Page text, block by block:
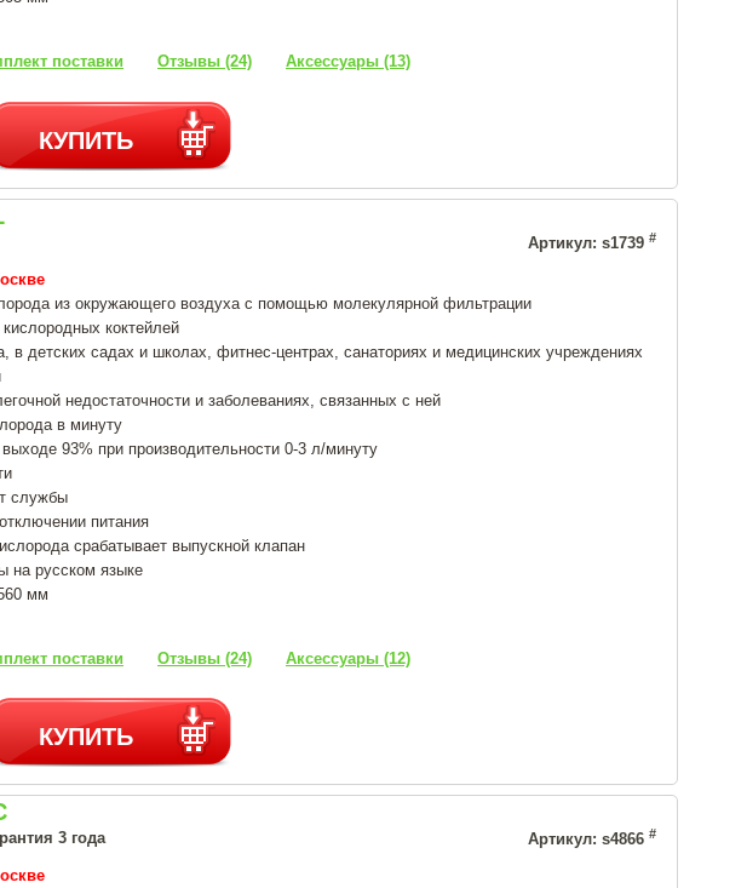
поставки Отзывы (24) Аксессуары (13)
КУПИТЬ
Артикул: s1739 #
из окружающего воздуха с помощью молекулярной фильтрации
коктейлей
в детских садах и школах, фитнес-центрах, санаториях и медицинских учреждениях
недостаточности и заболеваниях, связанных с ней
в минуту
93% при производительности 0-3 л/минуту
службы
питания
срабатывает выпускной клапан
на русском языке
мм
поставки Отзывы (24) Аксессуары (12)
КУПИТЬ
3 года Артикул: s4866 #